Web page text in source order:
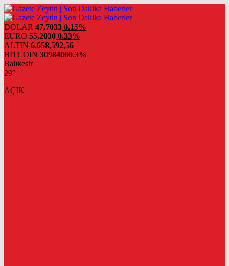
DOLAR 47,7033 0.15%
EURO 55,2030 0.33%
ALTIN 6.658,592,56
BITCOIN 30984060.3%
Balıkesir
29°
AÇIK